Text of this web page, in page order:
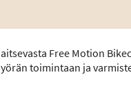
Free Motion
toimintaan ja